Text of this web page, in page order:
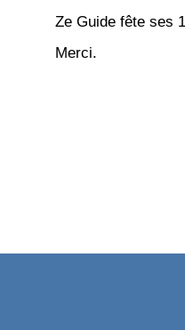
Ze Guide fête ses
Merci.